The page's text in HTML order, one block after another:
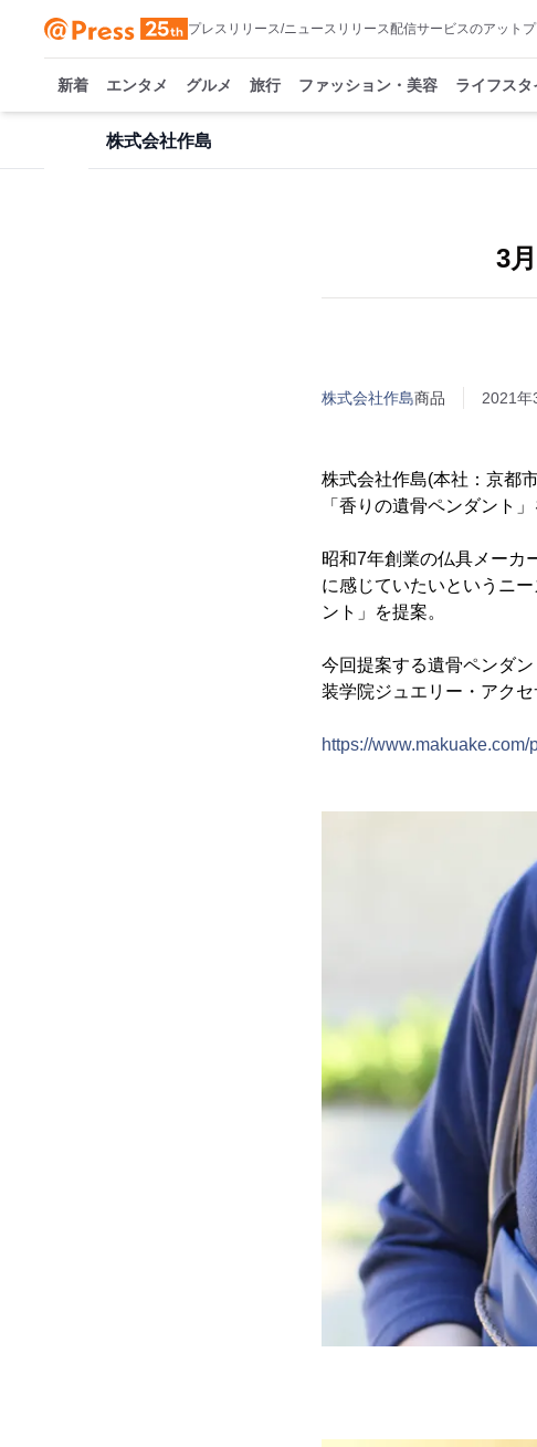
プレスリリース/ニュースリリース配信サービスのアット
新着 エンタメ グルメ 旅行 ファッション・美容 ライフスタ
株式会社作島
3
株式会社作島商品 2021
株式会社作島(本社：京都
「香りの遺骨ペンダント
昭和7年創業の仏具メーカ
に感じていたいというニ
ント」を提案。
今回提案する遺骨ペンダ
装学院ジュエリー・アク
https://